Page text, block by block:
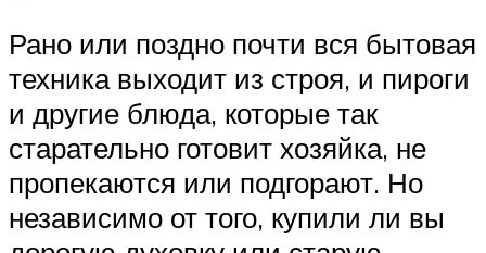
Рано или поздно почти вся бытовая
техника выходит из строя, и пироги
и другие блюда, которые так
старательно готовит хозяйка, не
пропекаются или подгорают. Но
независимо от того, купили ли вы